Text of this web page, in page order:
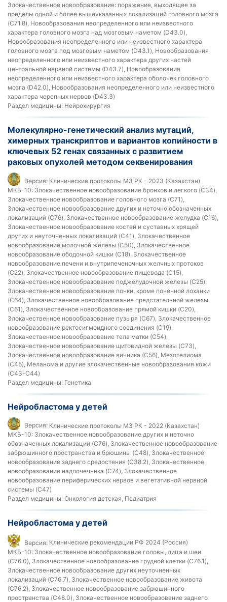
Злокачественное новообразование: поражение, выходящее за
пределы одной и более вышеуказанных локализаций головного мозга
(C71.8), Новообразования неопределенного или неизвестного
характера головного мозга над мозговым наметом (D43.0),
Новообразования неопределенного или неизвестного характера
головного мозга под мозговым наметом (D43.1), Новообразования
неопределенного или неизвестного характера других частей
центральной нервной системы (D43.7), Новообразования
неопределенного или неизвестного характера оболочек головного
мозга (D42.0), Новообразования неопределенного или неизвестного
характера черепных нервов (D43.3)
Раздел медицины: Нейрохирургия
Молекулярно-генетический анализ мутаций,
химерных транскриптов и вариантов копийности в
ключевых 52 генах связанных с развитием
раковых опухолей методом секвенирования
Версия: Клинические протоколы МЗ РК - 2023 (Казахстан)
МКБ-10: Злокачественное новообразование бронхов и легкого (C34),
Злокачественное новообразование головного мозга (C71),
Злокачественное новообразование других и неточно обозначенных
локализаций (C76), Злокачественное новообразование желудка (C16),
Злокачественное новообразование костей и суставных хрящей
других и неуточненных локализаций (C41), Злокачественное
новообразование молочной железы (C50), Злокачественное
новообразование ободочной кишки (C18), Злокачественное
новообразование печени и внутрипеченочных желчных протоков
(C22), Злокачественное новообразование пищевода (C15),
Злокачественное новообразование поджелудочной железы (C25),
Злокачественное новообразование почки, кроме почечной лоханки
(C64), Злокачественное новообразование предстательной железы
(C61), Злокачественное новообразование прямой кишки (C20),
Злокачественное новообразование пузыря (C67), Злокачественное
новообразование ректосигмоидного соединения (C19),
Злокачественное новообразование тела матки (C54),
Злокачественное новообразование щитовидной железы (C73),
Злокачественное новообразование яичника (C56), Мезотелиома
(C45), Меланома и другие злокачественные новообразования кожи
(C43-C44)
Раздел медицины: Генетика
Нейробластома у детей
Версия: Клинические протоколы МЗ РК - 2022 (Казахстан)
МКБ-10: Злокачественное новообразование других и неточно
обозначенных локализаций (C76), Злокачественное новообразование
забрюшинного пространства и брюшины (C48), Злокачественное
новообразование заднего средостения (C38.2), Злокачественное
новообразование надпочечника (C74), Злокачественное
новообразование периферических нервов и вегетативной нервной
системы (C47)
Раздел медицины: Онкология детская, Педиатрия
Нейробластома у детей
Версия: Клинические рекомендации РФ 2024 (Россия)
МКБ-10: Злокачественное новообразование головы, лица и шеи
(C76.0), Злокачественное новообразование грудной клетки (C76.1),
Злокачественное новообразование других неуточненных
локализаций (C76.7), Злокачественное новообразование живота
(C76.2), Злокачественное новообразование забрюшинного
пространства (C48.0), Злокачественное новообразование заднего